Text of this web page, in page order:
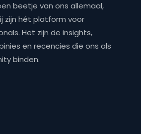
beetje van ons allemaal,
zijn hét platform voor
Het zijn de insights,
en recencies die ons als
binden.